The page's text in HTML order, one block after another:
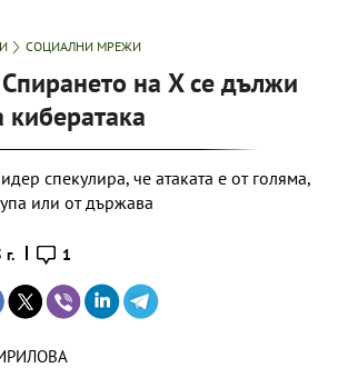
СОЦИАЛНИ МРЕЖИ
на X се дължи
спекулира, че атаката е от голяма,
или от държава
1